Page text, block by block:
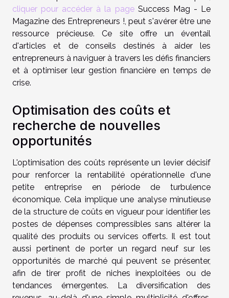
cliquer pour accéder à la pageSuccess Mag - Le
Magazine des Entrepreneurs !, peut s'avérer être une
ressource précieuse. Ce site offre un éventail
d'articles et de conseils destinés à aider les
entrepreneurs à naviguer à travers les défis financiers
et à optimiser leur gestion financière en temps de
crise.
Optimisation des coûts et
recherche de nouvelles
opportunités
L'optimisation des coûts représente un levier décisif
pour renforcer la rentabilité opérationnelle d'une
petite entreprise en période de turbulence
économique. Cela implique une analyse minutieuse
de la structure de coûts en vigueur pour identifier les
postes de dépenses compressibles sans altérer la
qualité des produits ou services offerts. Il est tout
aussi pertinent de porter un regard neuf sur les
opportunités de marché qui peuvent se présenter,
afin de tirer profit de niches inexploitées ou de
tendances émergentes. La diversification des